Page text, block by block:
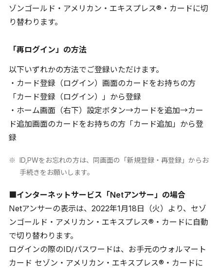
ゾンゴールド・アメリカン・エキスプレス®・カードに切
り替わります。
「再ログイン」の方法
以下いずれかの方法でご登録いただけます。
・カード登録（ログイン）画面のカードをお持ちの方
「カード登録（ログイン）」から登録
・ホーム画面（右下）設定ボタン→カードを追加→カー
ド追加画面のカードをお持ちの方「カード追加」から登
録
ID,PWをお忘れの方は、同画面の「新規登録・再登録」からお
手続きをお願いします。
■インターネットサービス「Netアンサー」の場合
Netアンサーの表示は、2022年1月18日（火）より、セゾ
ンゴールド・アメリカン・エキスプレス®・カードに自動
で切り替わります。
ログインの際のID/パスワードは、お手元のウォルマート
カード セゾン・アメリカン・エキスプレス®・カードに